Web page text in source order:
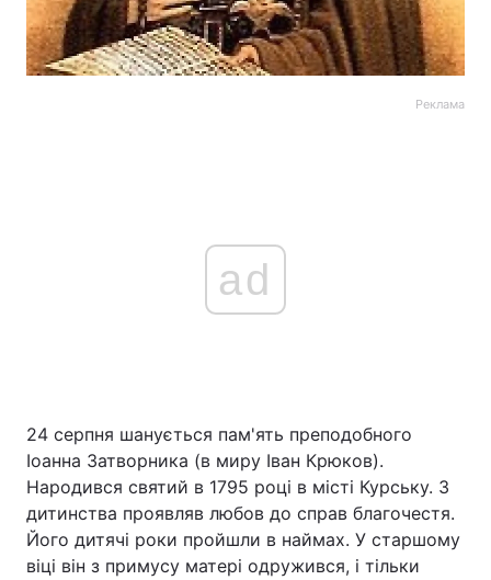
Реклама
ad
24 серпня шанується пам'ять преподобного
Іоанна Затворника (в миру Іван Крюков).
Народився святий в 1795 році в місті Курську. З
дитинства проявляв любов до справ благочестя.
Його дитячі роки пройшли в наймах. У старшому
віці він з примусу матері одружився, і тільки